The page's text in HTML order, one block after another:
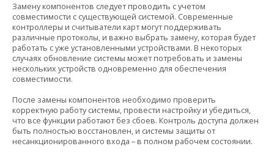
Замену компонентов следует проводить с учетом
совместимости с существующей системой. Современные
контроллеры и считыватели карт могут поддерживать
различные протоколы, и важно выбрать замену, которая будет
работать с уже установленными устройствами. В некоторых
случаях обновление системы может потребовать и замены
нескольких устройств одновременно для обеспечения
совместимости.
После замены компонентов необходимо проверить
корректную работу системы, провести настройку и убедиться,
что все функции работают без сбоев. Контроль доступа должен
быть полностью восстановлен, и системы защиты от
несанкционированного входа – в полном рабочем состоянии.